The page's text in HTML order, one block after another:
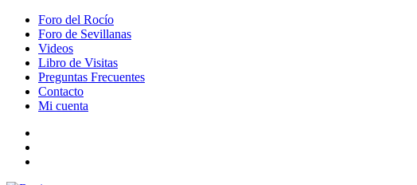
Foro del Rocío
Foro de Sevillanas
Videos
Libro de Visitas
Preguntas Frecuentes
Contacto
Mi cuenta